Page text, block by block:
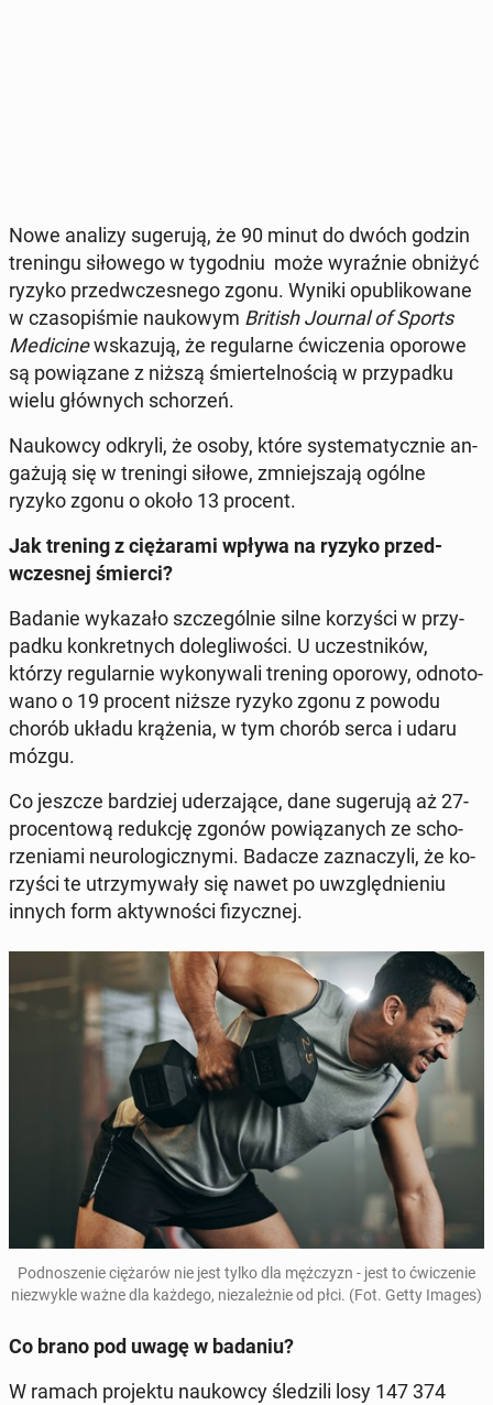
Nowe analizy su­ge­ru­ją, że 90 minut do dwóch godzin
tre­nin­gu si­ło­we­go w ty­go­dniu może wy­raź­nie obniżyć
ryzyko przed­wcze­sne­go zgonu. Wyniki opu­bli­ko­wa­ne
w cza­so­pi­śmie na­uko­wym British Journal of Sports
Me­di­ci­newska­zu­ją, że re­gu­lar­ne ćwi­cze­nia oporowe
są po­wią­za­ne z niższą śmier­tel­no­ścią w przy­pad­ku
wielu głów­nych scho­rzeń.
Na­ukow­cy odkryli, że osoby, które sys­te­ma­tycz­nie an­
ga­żu­ją się w tre­nin­gi siłowe, zmniej­sza­ją ogólne
ryzyko zgonu o około 13 procent.
Jak trening z cię­ża­ra­mi wpływa na ryzyko przed­
wcze­snej śmierci?
Badanie wy­ka­za­ło szcze­gól­nie silne ko­rzy­ści w przy­
pad­ku kon­kret­nych do­le­gli­wo­ści. U uczest­ni­ków,
którzy re­gu­lar­nie wy­ko­ny­wa­li trening oporowy, od­no­to­
wa­no o 19 procent niższe ryzyko zgonu z powodu
chorób układu krą­że­nia, w tym chorób serca i udaru
mózgu.
Co jeszcze bar­dziej ude­rza­ją­ce, dane su­ge­ru­ją aż 27-
pro­cen­to­wą re­duk­cję zgonów po­wią­za­nych ze scho­
rze­nia­mi neu­ro­lo­gicz­ny­mi. Badacze za­zna­czy­li, że ko­
rzy­ści te utrzy­my­wa­ły się nawet po uwzględ­nie­niu
innych form ak­tyw­no­ści fi­zycz­nej.
Pod­no­sze­nie cię­ża­rów nie jest tylko dla męż­czyzn - jest to ćwi­cze­nie
nie­zwy­kle ważne dla każdego, nie­za­leż­nie od płci. (Fot. Getty Images)
Co brano pod uwagę w badaniu?
W ramach pro­jek­tu na­ukow­cy śle­dzi­li losy 147 374